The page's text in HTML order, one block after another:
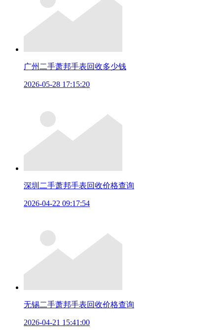
广州二手萧邦手表回收多少钱
2026-05-28 17:15:20
深圳二手萧邦手表回收价格查询
2026-04-22 09:17:54
无锡二手萧邦手表回收价格查询
2026-04-21 15:41:00